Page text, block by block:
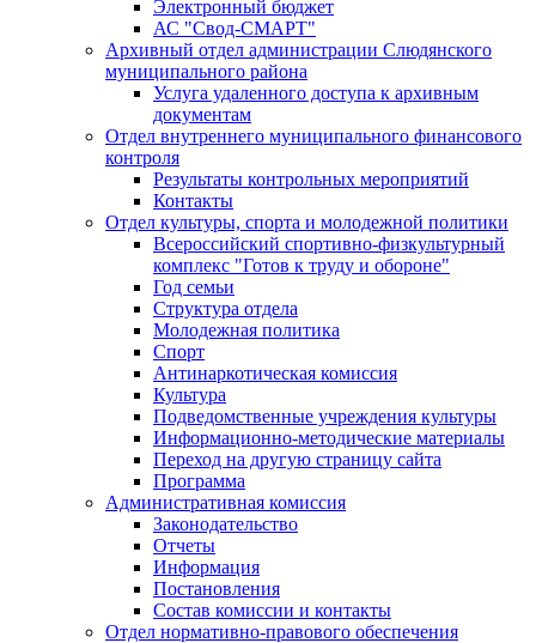
Электронный бюджет
АС "Свод-СМАРТ"
Архивный отдел администрации Слюдянского
муниципального района
Услуга удаленного доступа к архивным
документам
Отдел внутреннего муниципального финансового
контроля
Результаты контрольных мероприятий
Контакты
Отдел культуры, спорта и молодежной политики
Всероссийский спортивно-физкультурный
комплекс "Готов к труду и обороне"
Год семьи
Структура отдела
Молодежная политика
Спорт
Антинаркотическая комиссия
Культура
Подведомственные учреждения культуры
Информационно-методические материалы
Переход на другую страницу сайта
Программа
Административная комиссия
Законодательство
Отчеты
Информация
Постановления
Состав комиссии и контакты
Отдел нормативно-правового обеспечения